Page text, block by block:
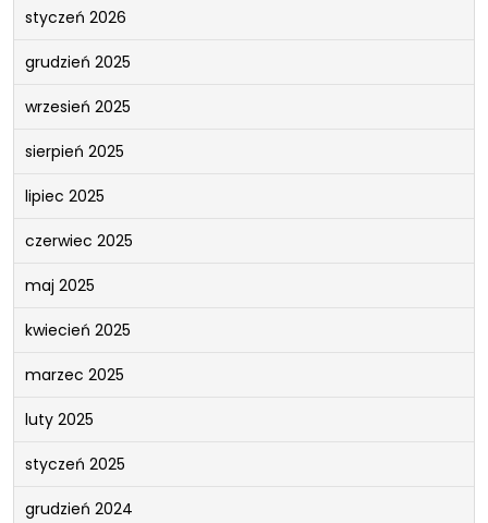
styczeń 2026
grudzień 2025
wrzesień 2025
sierpień 2025
lipiec 2025
czerwiec 2025
maj 2025
kwiecień 2025
marzec 2025
luty 2025
styczeń 2025
grudzień 2024